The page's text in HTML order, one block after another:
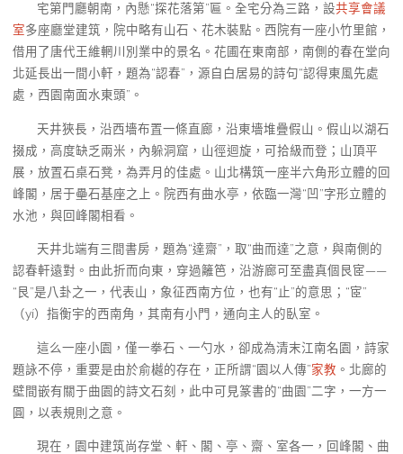
宅第門廳朝南，內懸“探花落第”匾。全宅分為三路，設共享會議
室多座廳堂建筑，院中略有山石、花木裝點。西院有一座小竹里館，
借用了唐代王維輞川別業中的景名。花圃在東南部，南側的春在堂向
北延長出一間小軒，題為“認春”，源自白居易的詩句“認得東風先處
處，西園南面水東頭”。
天井狹長，沿西墻布置一條直廊，沿東墻堆疊假山。假山以湖石
掇成，高度缺乏兩米，內躲洞窟，山徑迴旋，可拾級而登；山頂平
展，放置石桌石凳，為弄月的佳處。山北構筑一座半六角形立體的回
峰閣，居于壘石基座之上。院西有曲水亭，依臨一灣“凹”字形立體的
水池，與回峰閣相看。
天井北端有三間書房，題為“達齋”，取“曲而達”之意，與南側的
認春軒遠對。由此折而向東，穿過籬笆，沿游廊可至盡真個艮宧——
“艮”是八卦之一，代表山，象征西南方位，也有“止”的意思；“宧”
（yí）指衡宇的西南角，其南有小門，通向主人的臥室。
這么一座小園，僅一拳石、一勺水，卻成為清末江南名園，詩家
題詠不停，重要是由於俞樾的存在，正所謂“園以人傳”家教 。北廊的
壁間嵌有關于曲園的詩文石刻，此中可見篆書的“曲園”二字，一方一
圓，以表規則之意。
現在，園中建筑尚存堂、軒、閣、亭、齋、室各一，回峰閣、曲